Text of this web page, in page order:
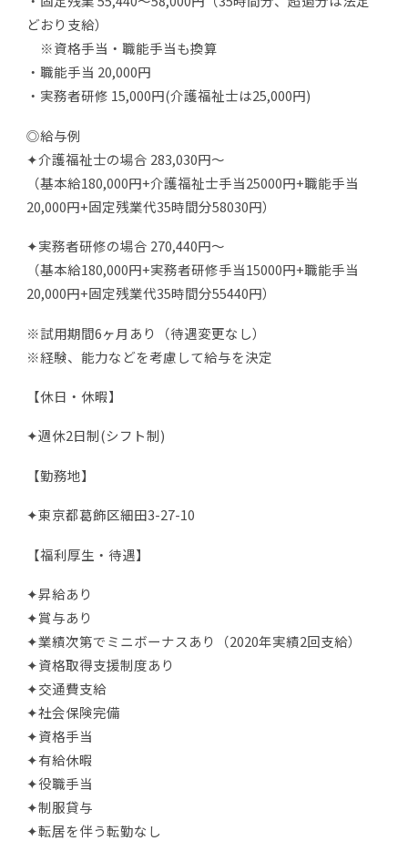
どおり支給）
※資格手当・職能手当も換算
・職能手当 20,000円
・実務者研修 15,000円(介護福祉士は25,000円)
◎給与例
✦介護福祉士の場合 283,030円～
（基本給180,000円+介護福祉士手当25000円+職能手当
20,000円+固定残業代35時間分58030円）
✦実務者研修の場合 270,440円～
（基本給180,000円+実務者研修手当15000円+職能手当
20,000円+固定残業代35時間分55440円）
※試用期間6ヶ月あり（待遇変更なし）
※経験、能力などを考慮して給与を決定
【休日・休暇】
✦週休2日制(シフト制)
【勤務地】
✦東京都葛飾区細田3-27-10
【福利厚生・待遇】
✦昇給あり
✦賞与あり
✦業績次第でミニボーナスあり（2020年実績2回支給）
✦資格取得支援制度あり
✦交通費支給
✦社会保険完備
✦資格手当
✦有給休暇
✦役職手当
✦制服貸与
✦転居を伴う転勤なし